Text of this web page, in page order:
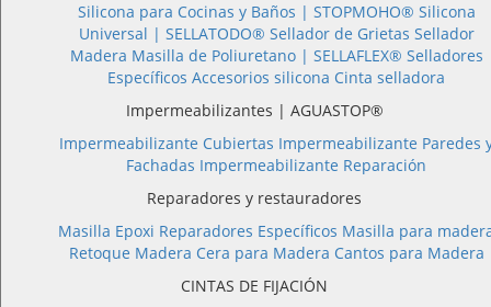
Silicona para Cocinas y Baños | STOPMOHO® Silicona
Universal | SELLATODO® Sellador de Grietas Sellador
Madera
Masilla de Poliuretano | SELLAFLEX® Selladores
Específicos Accesorios silicona Cinta selladora
Impermeabilizantes | AGUASTOP®
Impermeabilizante Cubiertas Impermeabilizante Paredes
Fachadas Impermeabilizante Reparación
Reparadores y restauradores
Masilla Epoxi Reparadores Específicos Masilla para
Retoque Madera Cera para Madera Cantos para Madera
CINTAS DE FIJACIÓN